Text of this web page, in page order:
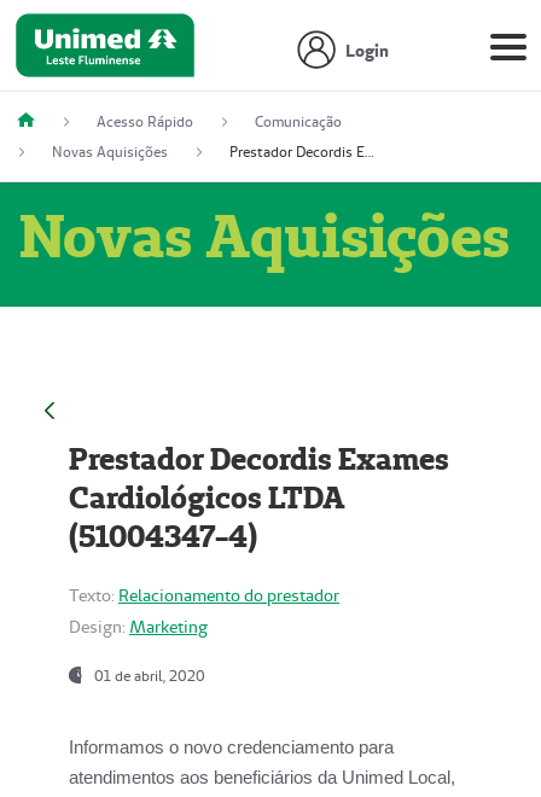
Login
Acesso Rápido
Comunicação
Novas Aquisições
Prestador Decordis Exames Cardiológicos LTDA (51004347-4)
Novas Aquisições
Prestador Decordis Exames
Cardiológicos LTDA
(51004347-4)
Texto: Relacionamento do prestador
Design: Marketing
01 de abril, 2020
Informamos o novo credenciamento para
atendimentos aos beneficiários da Unimed Local,